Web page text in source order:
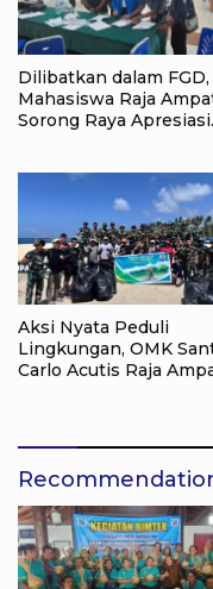
Dilibatkan dalam FGD,
Mahasiswa Raja
Sorong Raya Apresiasi
Aksi Nyata Peduli
Lingkungan, OMK
Carlo Acutis Raja